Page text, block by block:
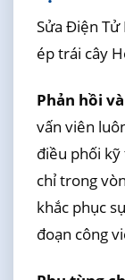
Sửa Điện Tử
ép trái cây
Phản hồi
vấn viên
điều phối
chỉ trong
khắc phục
đoạn công